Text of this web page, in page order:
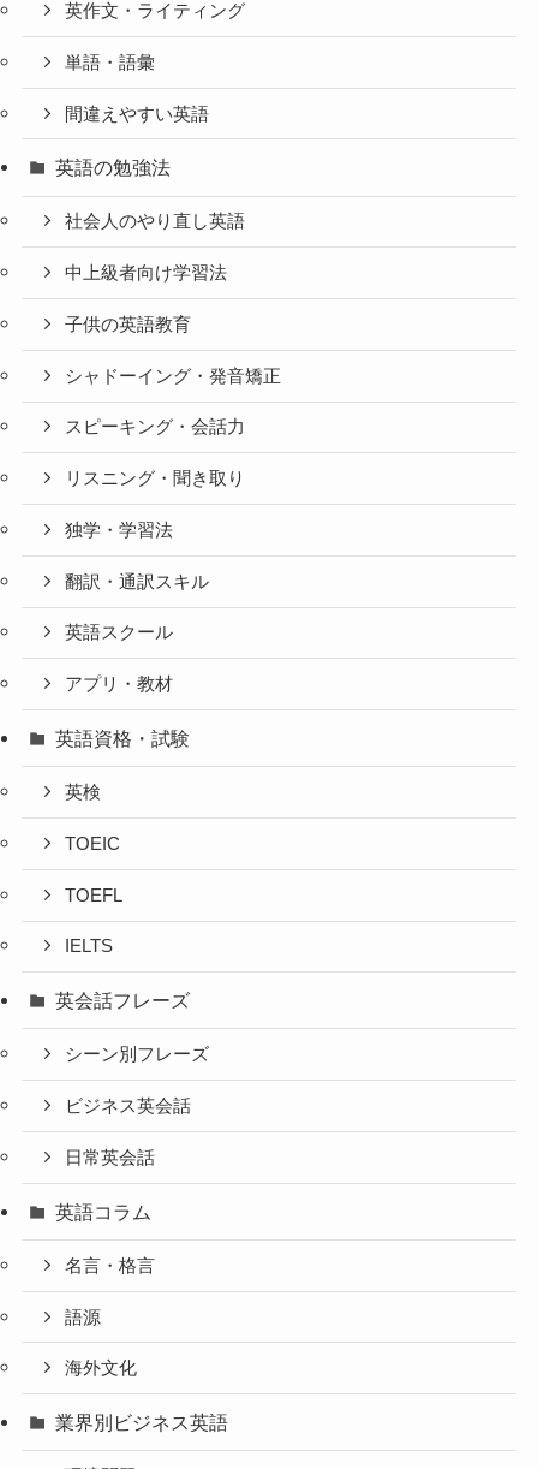
英作文・ライティング
単語・語彙
間違えやすい英語
英語の勉強法
社会人のやり直し英語
中上級者向け学習法
子供の英語教育
シャドーイング・発音矯正
スピーキング・会話力
リスニング・聞き取り
独学・学習法
翻訳・通訳スキル
英語スクール
アプリ・教材
英語資格・試験
英検
TOEIC
TOEFL
IELTS
英会話フレーズ
シーン別フレーズ
ビジネス英会話
日常英会話
英語コラム
名言・格言
語源
海外文化
業界別ビジネス英語